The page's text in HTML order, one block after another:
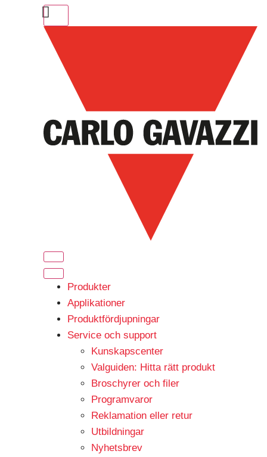
Produkter
Applikationer
Produktfördjupningar
Service och support
Kunskapscenter
Valguiden: Hitta rätt produkt
Broschyrer och filer
Programvaror
Reklamation eller retur
Utbildningar
Nyhetsbrev